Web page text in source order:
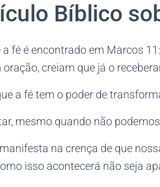
Bíblico
fé é encontrado em Marcos
creiam que já o
a fé tem o poder de
mesmo quando não
na crença de que
isso acontecerá não seja